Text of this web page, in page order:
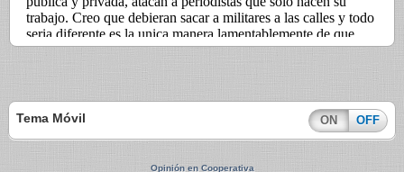
Tema Móvil ON OFF
Opinión en Cooperativa